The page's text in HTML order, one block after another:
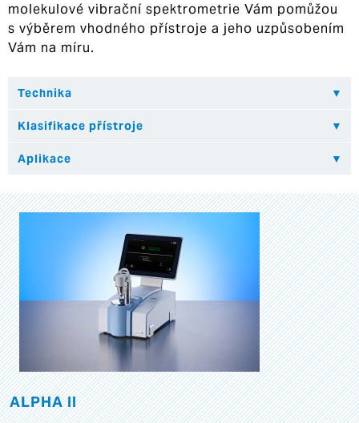
molekulové vibrační spektrometrie Vám pomůžou
s výběrem vhodného přístroje a jeho uzpůsobením
Vám na míru.
ALPHA II